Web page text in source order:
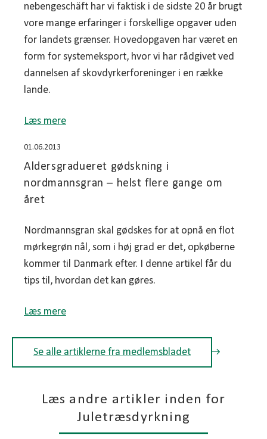
nebengeschäft har vi faktisk i de sidste 20 år brugt
vore mange erfaringer i forskellige opgaver uden
for landets grænser. Hovedopgaven har været en
form for systemeksport, hvor vi har rådgivet ved
dannelsen af skovdyrkerforeninger i en række
lande.
Læs mere
01.06.2013
Aldersgradueret gødskning i
nordmannsgran – helst flere gange om
året
Nordmannsgran skal gødskes for at opnå en flot
mørkegrøn nål, som i høj grad er det, opkøberne
kommer til Danmark efter. I denne artikel får du
tips til, hvordan det kan gøres.
Læs mere
Se alle artiklerne fra medlemsbladet
Læs andre artikler inden for
Juletræsdyrkning